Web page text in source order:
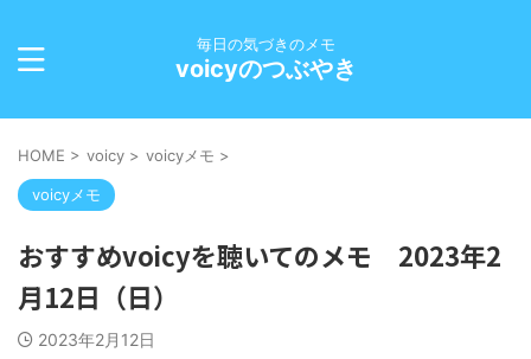
毎日の気づきのメモ
voicyのつぶやき
HOME > voicy > voicyメモ >
voicyメモ
おすすめvoicyを聴いてのメモ 2023年2
月12日（日）
2023年2月12日